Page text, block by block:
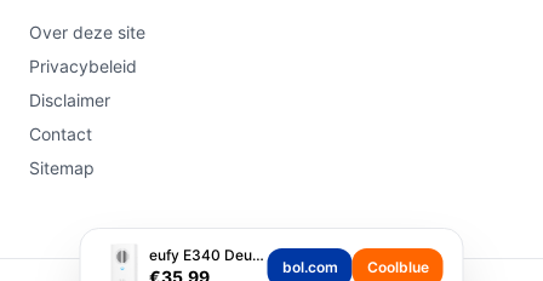
eufy E340 Deurbelgon...
€35,99 bol.com Coolblue
Over deze site
Privacybeleid
Disclaimer
Contact
Sitemap